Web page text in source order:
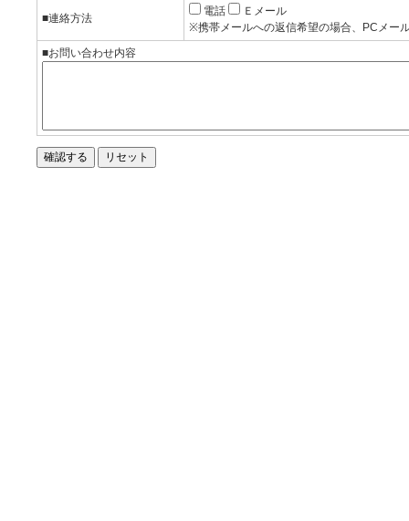
■連絡方法
電話
Ｅメール
※携帯メールへの返信希望の場合、PCメー
■お問い合わせ内容